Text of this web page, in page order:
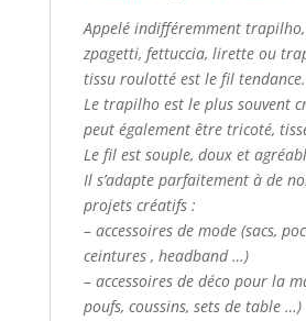
Appelé indifféremment
zpagetti, fettuccia, lirette ou
tissu roulotté est le fil tendance.
Le trapilho est le plus souvent
peut également être tricoté,
Le fil est souple, doux et
Il s’adapte parfaitement à de
projets créatifs :
– accessoires de mode (sacs,
ceintures , headband …)
– accessoires de déco pour la
poufs, coussins, sets de table …)